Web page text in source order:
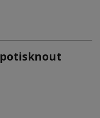
potisknout